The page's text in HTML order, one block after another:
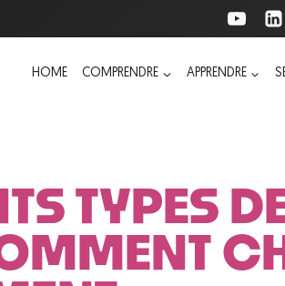
HOME COMPRENDRE APPRENDRE
TYPES